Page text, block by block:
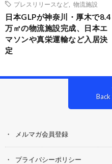
プレスリリースなど
物流施設
日本GLPが神奈川・厚木で8.4
万㎡の物流施設完成、日本エ
マソンや真栄運輸など入居決
定
メルマガ会員登録
プライバシーポリシー